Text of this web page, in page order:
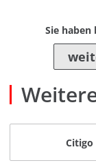
Sie haben
Citigo